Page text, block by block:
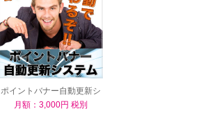
ポイントバナー自動更新シ
ステム
月額：3,000円 税別